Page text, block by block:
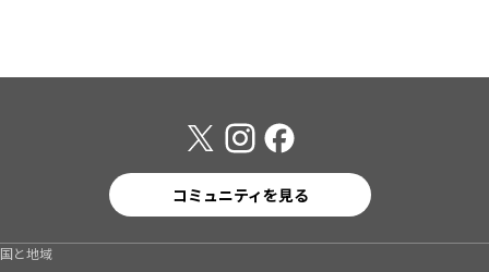
コミュニティを見る
国と地域